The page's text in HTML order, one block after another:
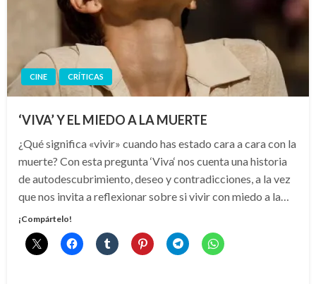
CINE CRÍTICAS
‘VIVA’ Y EL MIEDO A LA MUERTE
¿Qué significa «vivir» cuando has estado cara a cara con la
muerte? Con esta pregunta ‘Viva‘ nos cuenta una historia
de autodescubrimiento, deseo y contradicciones, a la vez
que nos invita a reflexionar sobre si vivir con miedo a la…
¡Compártelo!